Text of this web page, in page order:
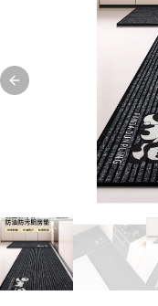
Previous slide